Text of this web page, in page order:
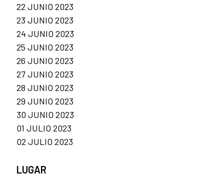
22 JUNIO 2023
23 JUNIO 2023
24 JUNIO 2023
25 JUNIO 2023
26 JUNIO 2023
27 JUNIO 2023
28 JUNIO 2023
29 JUNIO 2023
30 JUNIO 2023
01 JULIO 2023
02 JULIO 2023
LUGAR